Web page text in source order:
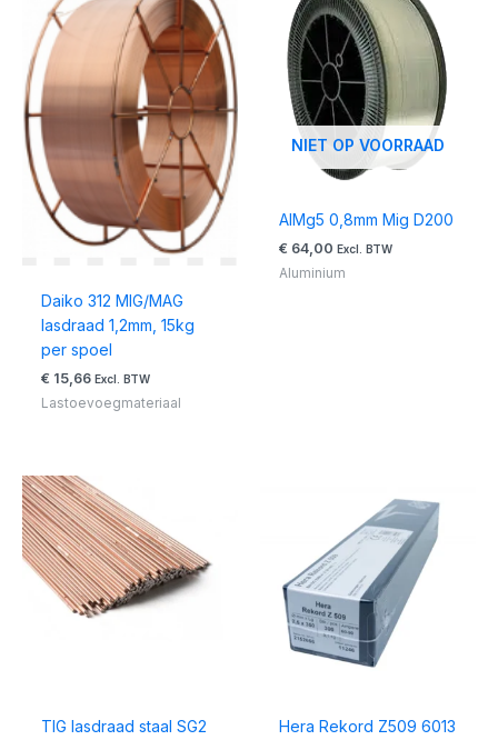
Daiko 312 MIG/MAG
lasdraad 1,2mm, 15kg
per spoel
€ 15,66 Excl. BTW
Lastoevoegmateriaal
NIET OP VOORRAAD
AlMg5 0,8mm Mig D200
€ 64,00 Excl. BTW
Aluminium
TIG lasdraad staal SG2
€ 31,90
Hera Rekord Z509 6013
€ 51,30
tot
€ 65,99